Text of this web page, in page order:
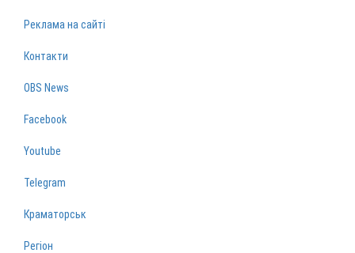
Реклама на сайті
Контакти
OBS News
Facebook
Youtube
Telegram
Краматорськ
Регіон